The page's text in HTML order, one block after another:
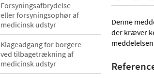
Forsyningsafbrydelse
eller forsyningsophør af
medicinsk udstyr
Klageadgang for borgere
ved tilbagetrækning af
medicinsk udstyr
Denne
der kræver